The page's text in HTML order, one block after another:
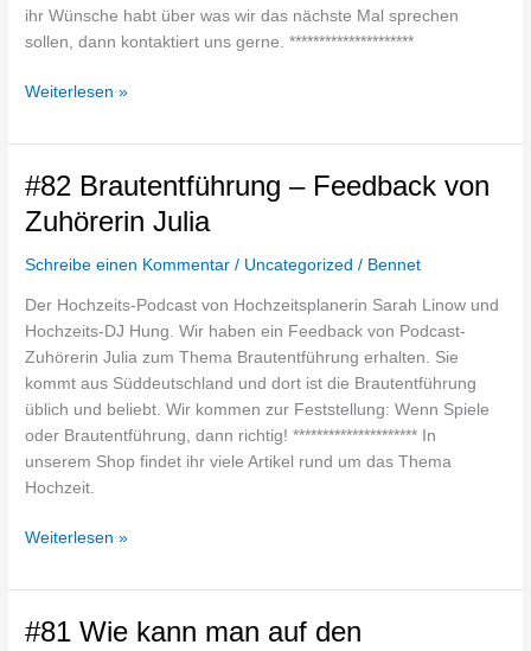
ihr Wünsche habt über was wir das nächste Mal sprechen
sollen, dann kontaktiert uns gerne. *********************
Weiterlesen »
#82 Brautentführung – Feedback von
Zuhörerin Julia
Schreibe einen Kommentar / Uncategorized / Bennet
Der Hochzeits-Podcast von Hochzeitsplanerin Sarah Linow und
Hochzeits-DJ Hung. Wir haben ein Feedback von Podcast-
Zuhörerin Julia zum Thema Brautentführung erhalten. Sie
kommt aus Süddeutschland und dort ist die Brautentführung
üblich und beliebt. Wir kommen zur Feststellung: Wenn Spiele
oder Brautentführung, dann richtig! ********************* In
unserem Shop findet ihr viele Artikel rund um das Thema
Hochzeit.
#82
–
Feedback
Zuhörerin
Julia
Weiterlesen »
#81 Wie kann man auf den
#81